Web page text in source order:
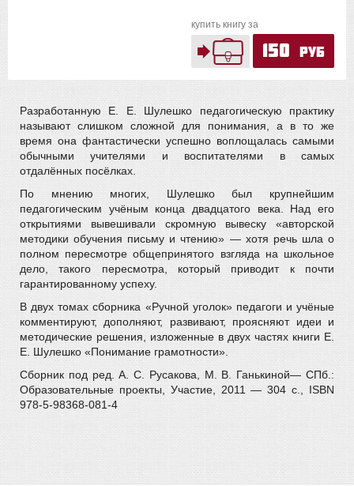
купить книгу за
150 руб
Разработанную Е. Е. Шулешко педагогическую практику
называют слишком сложной для понимания, а в то же
время она фантастически успешно воплощалась самыми
обычными учителями и воспитателями в самых
отдалённых посёлках.
По мнению многих, Шулешко был крупнейшим
педагогическим учёным конца двадцатого века. Над его
открытиями вывешивали скромную вывеску «авторской
методики обучения письму и чтению» — хотя речь шла о
полном пересмотре общепринятого взгляда на школьное
дело, такого пересмотра, который приводит к почти
гарантированному успеху.
В двух томах сборника «Ручной уголок» педагоги и учёные
комментируют, дополняют, развивают, проясняют идеи и
методические решения, изложенные в двух частях книги Е.
Е. Шулешко «Понимание грамотности».
Сборник под ред. А. С. Русакова, М. В. Ганькиной— СПб.:
Образовательные проекты, Участие, 2011 — 304 с., ISBN
978-5-98368-081-4